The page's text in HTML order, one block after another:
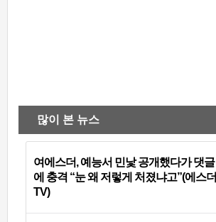
많이 본 뉴스
여에스더, 예능서 민낯 공개했다가 댓글
에 충격 “눈 왜 저렇게 처졌냐고”(에스더
TV)